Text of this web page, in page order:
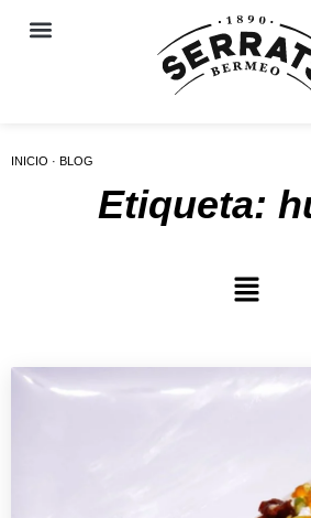
INICIO · BLOG
Etiqueta: